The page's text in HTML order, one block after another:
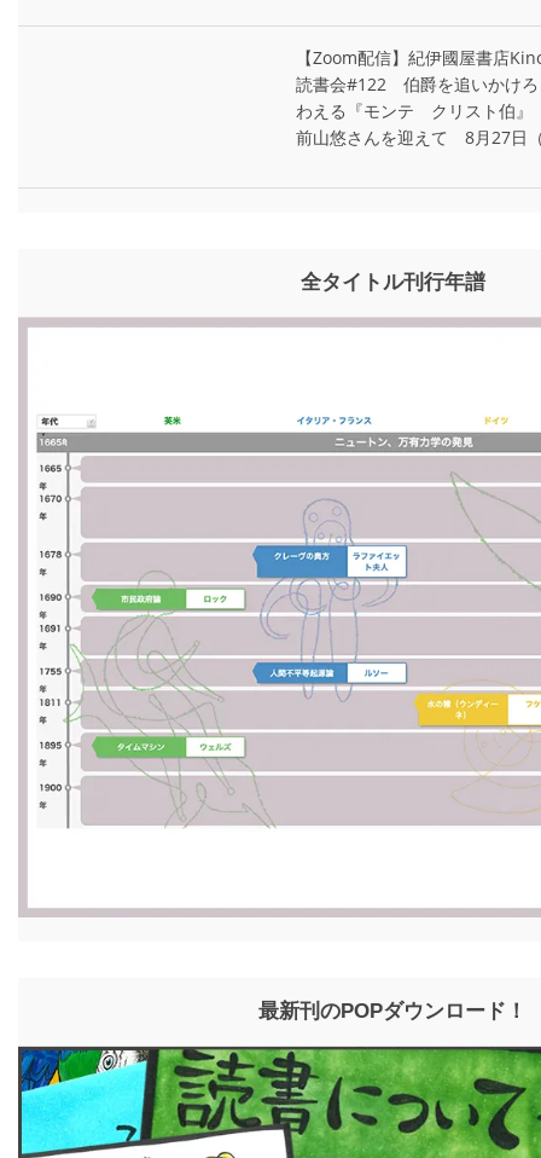
【Zoom配信】紀伊國屋書店
読書会#122 伯爵を追いかけ
わえる『モンテ゠クリスト伯
前山悠さんを迎えて 8月27日
全タイトル刊行年譜
最新刊のPOPダウンロード！